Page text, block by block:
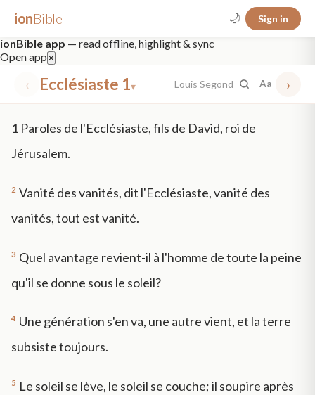
ionBible 🌙 Sign in
ionBible app — read offline, highlight & sync
Open app ×
‹ Ecclésiaste 1▾ Louis Segond Aa ›
mt 5
1 Paroles de l'Ecclésiaste, fils de David, roi de
Jérusalem.
2 Vanité des vanités, dit l'Ecclésiaste, vanité des
vanités, tout est vanité.
3 Quel avantage revient-il à l'homme de toute la peine
qu'il se donne sous le soleil?
4 Une génération s'en va, une autre vient, et la terre
subsiste toujours.
5 Le soleil se lève, le soleil se couche; il soupire après